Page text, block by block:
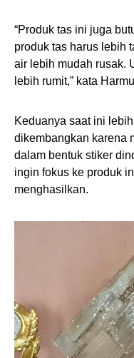
“Produk tas ini juga
produk tas harus lebih
air lebih mudah rusak.
lebih rumit,” kata
Keduanya saat ini
dikembangkan karena
dalam bentuk stiker
ingin fokus ke produk
menghasilkan.